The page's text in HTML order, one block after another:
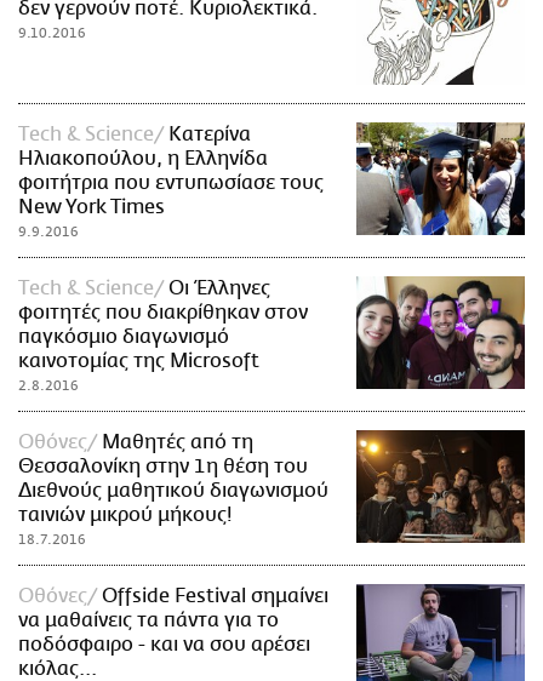
δεν γερνούν ποτέ. Κυριολεκτικά.
9.10.2016
Τech & Science
Κατερίνα
Ηλιακοπούλου, η Ελληνίδα
φοιτήτρια που εντυπωσίασε τους
New York Times
9.9.2016
Τech & Science
Οι Έλληνες
φοιτητές που διακρίθηκαν στον
παγκόσμιο διαγωνισμό
καινοτομίας της Microsoft
2.8.2016
Οθόνες
Μαθητές από τη
Θεσσαλονίκη στην 1η θέση του
Διεθνούς μαθητικού διαγωνισμού
ταινιών μικρού μήκους!
18.7.2016
Οθόνες
Οffside Festival σημαίνει
να μαθαίνεις τα πάντα για το
ποδόσφαιρο - και να σου αρέσει
κιόλας...